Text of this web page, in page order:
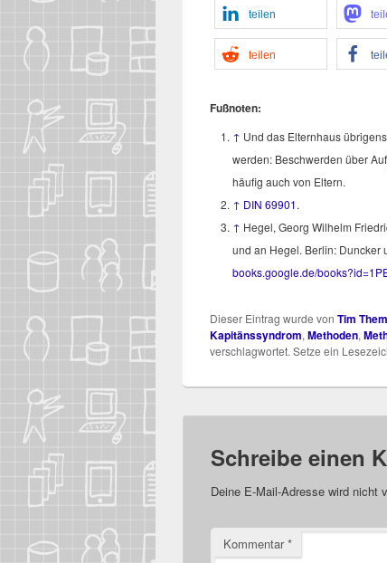
tei­len
tei­len
Fuß­no­ten:
↑ Und das Eltern­haus
wer­den: Beschwer­den über
häu­fig auch von Eltern.
↑ DIN 69901.
↑ Hegel, Georg Wil­helm
und an Hegel. Ber­lin: Dun­cker
books​.goog​le​.de/​
Dieser Eintrag wurde von Tim
Kapitänssyndrom, Methoden,
verschlagwortet. Setze ein
Schreibe einen
Deine E-Mail-Adresse wird nicht
Kommentar*